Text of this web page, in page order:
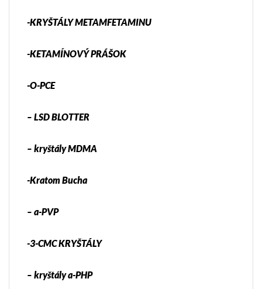
-KRYŠTÁLY METAMFETAMINU
-KETAMÍNOVÝ PRÁŠOK
-O-PCE
– LSD BLOTTER
– kryštály MDMA
-Kratom Bucha
– a-PVP
-3-CMC KRYŠTÁLY
– kryštály a-PHP